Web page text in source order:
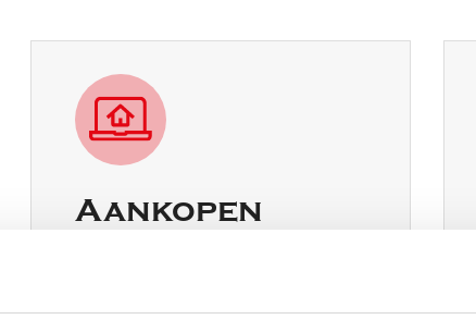
Aankopen